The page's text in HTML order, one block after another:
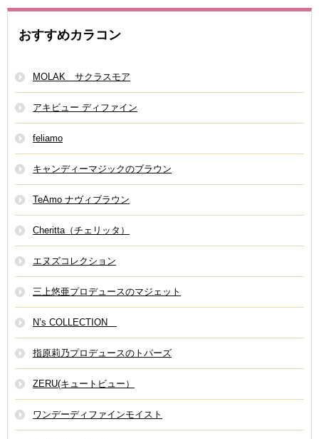
おすすめカラコン
MOLAK サクラスモア
アキビュー ディファイン
feliamo
キャンディーマジックのブラウン
TeAmo ナヴィブラウン
Cheritta（チェリッタ）
エヌズコレクション
三上悠亜プロデュースのマジェット
N’s COLLECTION
指原莉乃プロデュースのトパーズ
ZERU(キュートビュー）
ワンデーディファインモイスト